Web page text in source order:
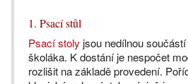
1. Psací stůl
Psací stoly jsou nedílnou
školáka. K dostání je nespočet
rozlišit na základě provedení.